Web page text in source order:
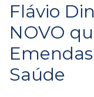
Flávio
NOVO
Saúde